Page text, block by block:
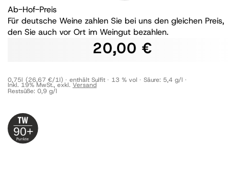
Ab-Hof-Preis
Für deutsche Weine zahlen Sie bei uns den gleichen Preis,
den Sie auch vor Ort im Weingut bezahlen.
20,00 €
Inkl. 19% MwSt., exkl. Versand
0,75l (26,67 €/1l) enthält Sulfit 13 % vol Säure: 5,4 g/l
Restsüße: 0,9 g/l
90+